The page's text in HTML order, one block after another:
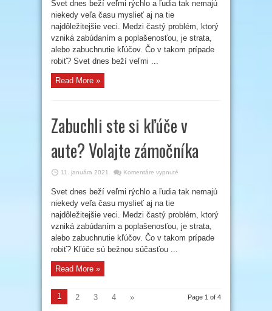
si
aute?
Volajte
zámočníka
Svet dnes beží veľmi rýchlo a ľudia tak nemajú
niekedy veľa času myslieť aj na tie
najdôležitejšie veci. Medzi častý problém, ktorý
vzniká zabúdaním a poplašenosťou, je strata,
alebo zabuchnutie kľúčov. Čo v takom prípade
robiť? Svet dnes beží veľmi ...
Read More »
Zabuchli ste si kľúče v
aute? Volajte zámočníka
11. januára 2021 Komentáre vypnuté
si
aute?
Volajte
zámočníka
Svet dnes beží veľmi rýchlo a ľudia tak nemajú
niekedy veľa času myslieť aj na tie
najdôležitejšie veci. Medzi častý problém, ktorý
vzniká zabúdaním a poplašenosťou, je strata,
alebo zabuchnutie kľúčov. Čo v takom prípade
robiť? Kľúče sú bežnou súčasťou ...
Read More »
Page 1 of 4
1 2 3 4 »